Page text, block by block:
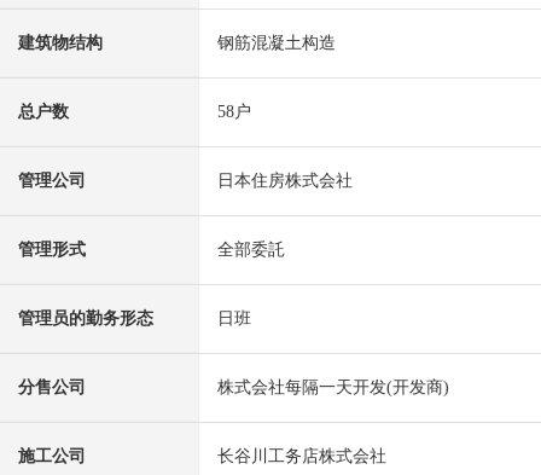
建筑物结构 钢筋混凝土构造
总户数 58户
管理公司 日本住房株式会社
管理形式 全部委託
管理员的勤务形态 日班
分售公司 株式会社每隔一天开发(开发商)
施工公司 长谷川工务店株式会社